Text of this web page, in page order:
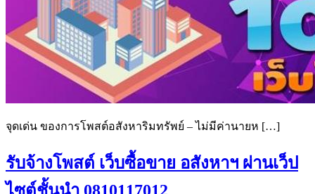
จุดเด่น ของการโพสต์อสังหาริมทรัพย์ – ไม่มีค่านายห […]
รับจ้างโพสต์ เว็บซื้อขาย อสังหาฯ ผ่านเว็ป
ไซต์ชั้นนำ 0810117012